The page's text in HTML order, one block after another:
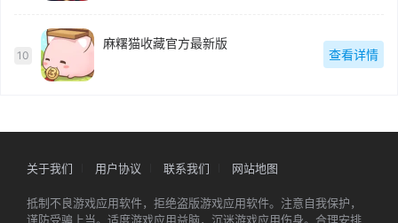
10
麻糬猫收藏官方最新版
查看详情
关于我们 用户协议 联系我们 网站地图
抵制不良游戏应用软件，拒绝盗版游戏应用软件。注意自我保护，
谨防受骗上当。适度游戏应用益脑，沉迷游戏应用伤身。合理安排